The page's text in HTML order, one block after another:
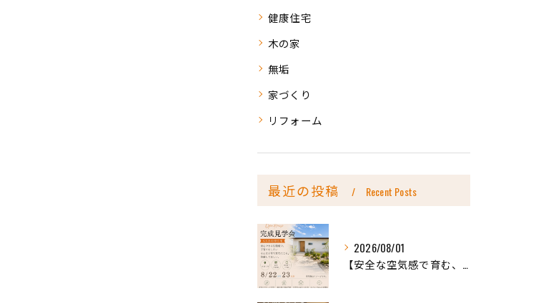
健康住宅
木の家
無垢
家づくり
リフォーム
最近の投稿 Recent Posts
2026/08/01
【安全な空気感で育む、天然木の家ー完成内見会】